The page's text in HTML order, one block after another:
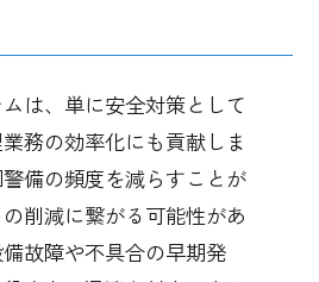
は、単に安全対策として
務の効率化にも貢献しま
備の頻度を減らすことが
削減に繋がる可能性があ
故障や不具合の早期発